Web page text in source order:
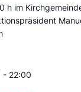
h im
- 22:00